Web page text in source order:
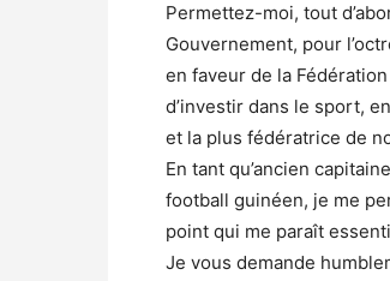
Permettez-moi, tout
Gouvernement, pour
en faveur de la
d’investir dans le sport,
et la plus fédératrice de
En tant qu’ancien
football guinéen, je me
point qui me paraît
Je vous demande